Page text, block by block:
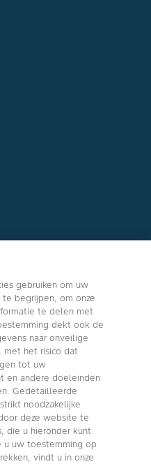
gebruiken om uw
begrijpen, om onze
te delen met
dekt ook de
naar onveilige
met het risico dat
tot uw
en andere doeleinden
Gedetailleerde
noodzakelijke
deze website te
die u hieronder kunt
u uw toestemming op
vindt u in onze